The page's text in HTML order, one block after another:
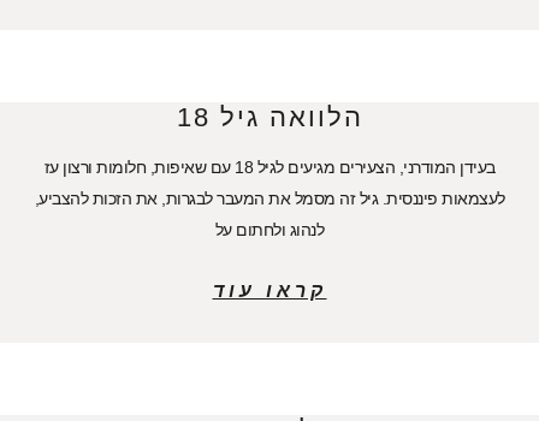
הלוואה גיל 18
בעידן המודרני, הצעירים מגיעים לגיל 18 עם שאיפות, חלומות ורצון עז
לעצמאות פיננסית. גיל זה מסמל את המעבר לבגרות, את הזכות להצביע,
לנהוג ולחתום על
קראו עוד